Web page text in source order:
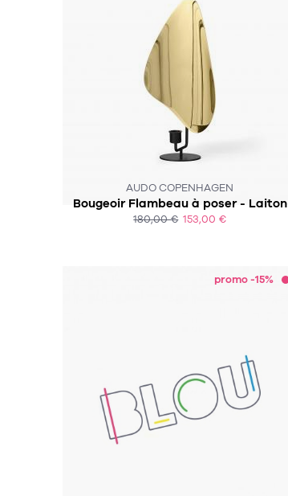
AUDO COPENHAGEN
Bougeoir Flambeau à poser - Laiton
180,00 € 153,00 €
promo -15%